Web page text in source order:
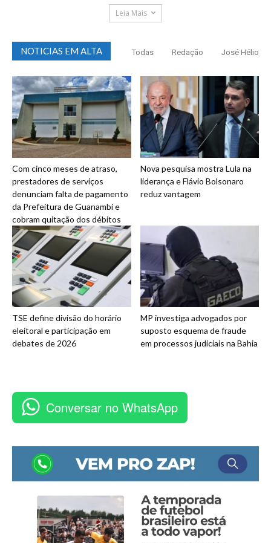
Leia Mais
NOTICIAS EM ALTA Todas Redação José Hélio
Com cinco meses de atraso,
prestadores de serviços
denunciam falta de pagamento
da Prefeitura de Guanambi e
cobram quitação dos débitos
Nova pesquisa mostra Lula na
liderança e Flávio Bolsonaro
reduz vantagem
TSE define divisão do horário
eleitoral e participação em
debates de 2026
MP investiga advogados por
suposto esquema de fraude
em processos judiciais na Bahia
Conversar no WhatsApp